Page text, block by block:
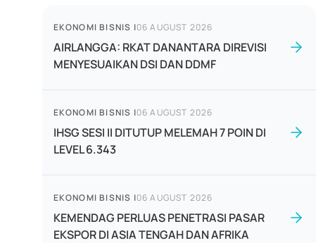
EKONOMI BISNIS |06 AUGUST 2026
AIRLANGGA: RKAT DANANTARA DIREVISI
MENYESUAIKAN DSI DAN DDMF
EKONOMI BISNIS |06 AUGUST 2026
IHSG SESI II DITUTUP MELEMAH 7 POIN DI
LEVEL 6.343
EKONOMI BISNIS |06 AUGUST 2026
KEMENDAG PERLUAS PENETRASI PASAR
EKSPOR DI ASIA TENGAH DAN AFRIKA